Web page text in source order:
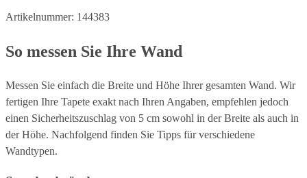
Artikelnummer: 144383
So messen Sie Ihre Wand
Messen Sie einfach die Breite und Höhe Ihrer gesamten Wand. Wir
fertigen Ihre Tapete exakt nach Ihren Angaben, empfehlen jedoch
einen Sicherheitszuschlag von 5 cm sowohl in der Breite als auch in
der Höhe. Nachfolgend finden Sie Tipps für verschiedene
Wandtypen.